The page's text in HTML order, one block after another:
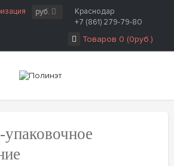
руб.
Краснодар
+7 (861) 279-79-80
Товаров 0 (0руб.)